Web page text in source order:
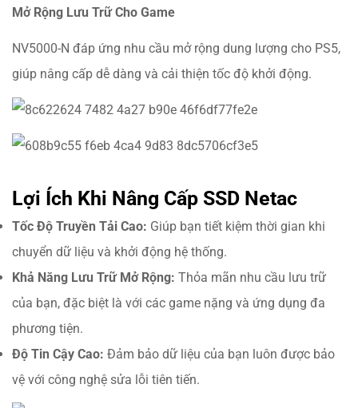
Mở Rộng Lưu Trữ Cho Game
NV5000-N đáp ứng nhu cầu mở rộng dung lượng cho PS5,
giúp nâng cấp dễ dàng và cải thiện tốc độ khởi động.
Lợi Ích Khi Nâng Cấp SSD Netac
Tốc Độ Truyền Tải Cao: Giúp bạn tiết kiệm thời gian khi
chuyển dữ liệu và khởi động hệ thống.
Khả Năng Lưu Trữ Mở Rộng: Thỏa mãn nhu cầu lưu trữ
của bạn, đặc biệt là với các game nặng và ứng dụng đa
phương tiện.
Độ Tin Cậy Cao: Đảm bảo dữ liệu của bạn luôn được bảo
vệ với công nghệ sửa lỗi tiên tiến.